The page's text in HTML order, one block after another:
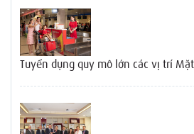
Tuyển dụng quy mô lớn các vị trí